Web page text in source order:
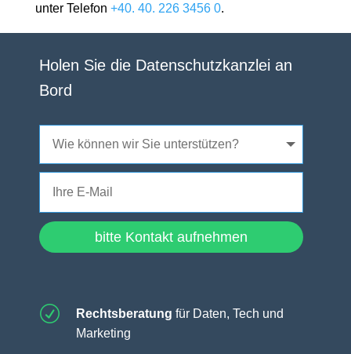
unter Telefon +40. 40. 226 3456 0.
Holen Sie die Datenschutzkanzlei an
Bord
bitte Kontakt aufnehmen
Alternative:
R Rechtsberatung für Daten, Tech und
Marketing